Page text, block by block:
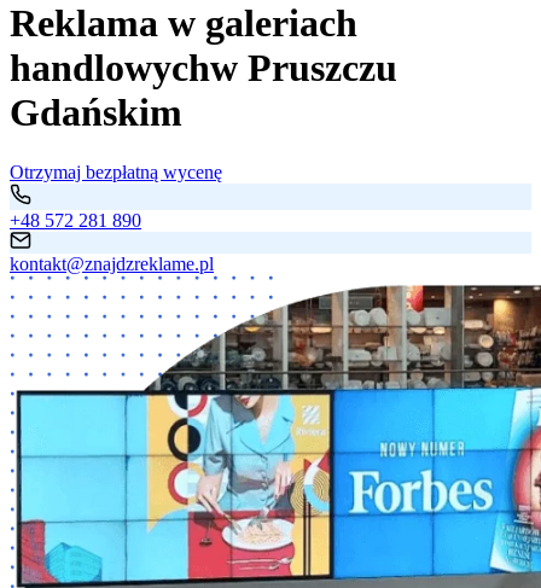
Reklama w galeriach
handlowychw Pruszczu
Gdańskim
Otrzymaj bezpłatną wycenę
+48 572 281 890
kontakt@znajdzreklame.pl